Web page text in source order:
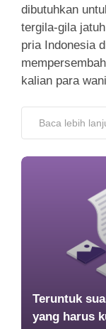
dibutuhkan
tergila-gila
pria Indonesia
kalian para
Baca lebih
Teruntuk
yang harus